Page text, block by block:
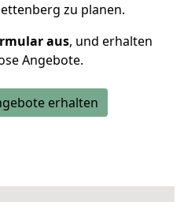
zu planen.
aus, und erhalten
Angebote.
erhalten